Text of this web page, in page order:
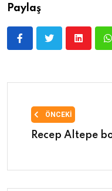
Paylaş
ÖNCEKI
Recep Altepe